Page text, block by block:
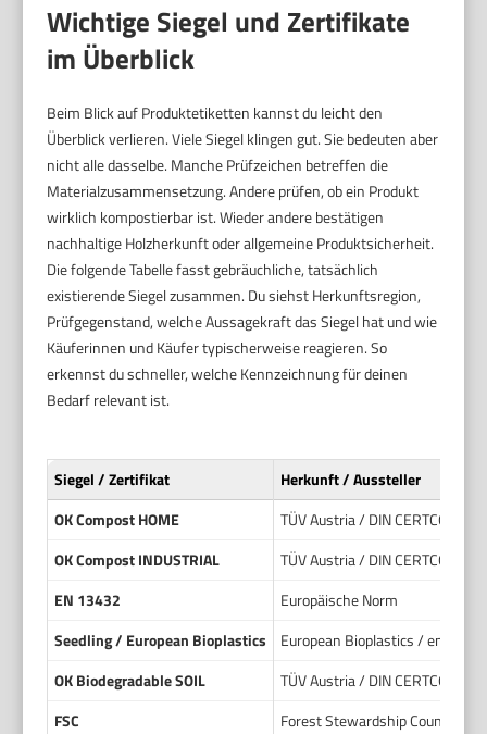
Wichtige Siegel und Zertifikate
im Überblick
Beim Blick auf Produktetiketten kannst du leicht den
Überblick verlieren. Viele Siegel klingen gut. Sie bedeuten aber
nicht alle dasselbe. Manche Prüfzeichen betreffen die
Materialzusammensetzung. Andere prüfen, ob ein Produkt
wirklich kompostierbar ist. Wieder andere bestätigen
nachhaltige Holzherkunft oder allgemeine Produktsicherheit.
Die folgende Tabelle fasst gebräuchliche, tatsächlich
existierende Siegel zusammen. Du siehst Herkunftsregion,
Prüfgegenstand, welche Aussagekraft das Siegel hat und wie
Käuferinnen und Käufer typischerweise reagieren. So
erkennst du schneller, welche Kennzeichnung für deinen
Bedarf relevant ist.
Siegel / Zertifikat
Herkunft / Aussteller
OK Compost HOME
TÜV Austria / DIN CERTCO, EU
OK Compost INDUSTRIAL
TÜV Austria / DIN CERTCO, EU
EN 13432
Europäische Norm
Seedling / European Bioplastics
European Bioplastics /
OK Biodegradable SOIL
TÜV Austria / DIN CERTCO, EU
FSC
Forest Stewardship Council,